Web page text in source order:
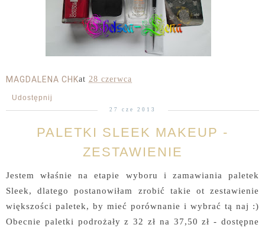
MAGDALENA CHKat 28 czerwca
Udostępnij
27 cze 2013
PALETKI SLEEK MAKEUP -
ZESTAWIENIE
Jestem właśnie na etapie wyboru i zamawiania paletek
Sleek, dlatego postanowiłam zrobić takie ot zestawienie
większości paletek, by mieć porównanie i wybrać tą naj :)
Obecnie paletki podrożały z 32 zł na 37,50 zł - dostępne